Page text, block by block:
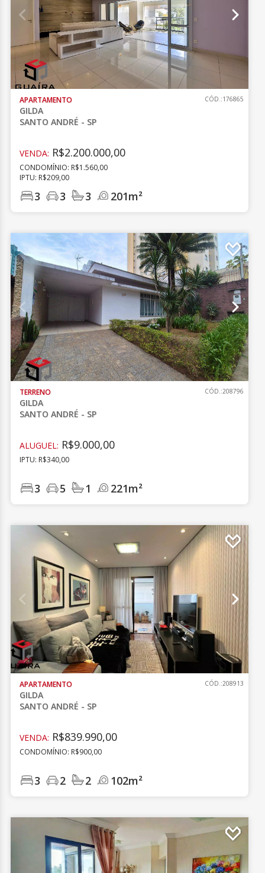
APARTAMENTO
GILDA
SANTO ANDRÉ - SP
CÓD.:176865
VENDA: R$2.200.000,00
CONDOMÍNIO: R$1.560,00
IPTU: R$209,00
3 3 3 201m²
TERRENO
GILDA
SANTO ANDRÉ - SP
CÓD.:208796
ALUGUEL: R$9.000,00
IPTU: R$340,00
3 5 1 221m²
APARTAMENTO
GILDA
SANTO ANDRÉ - SP
CÓD.:208913
VENDA: R$839.990,00
CONDOMÍNIO: R$900,00
3 2 2 102m²